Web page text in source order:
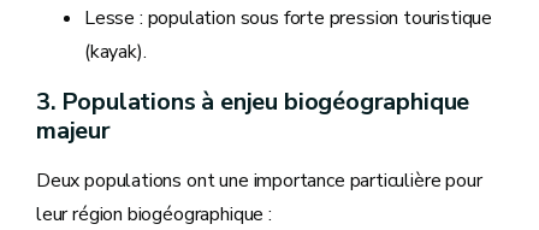
Lesse : population sous forte pression touristique
(kayak).
3. Populations à enjeu biogéographique
majeur
Deux populations ont une importance particulière pour
leur région biogéographique :